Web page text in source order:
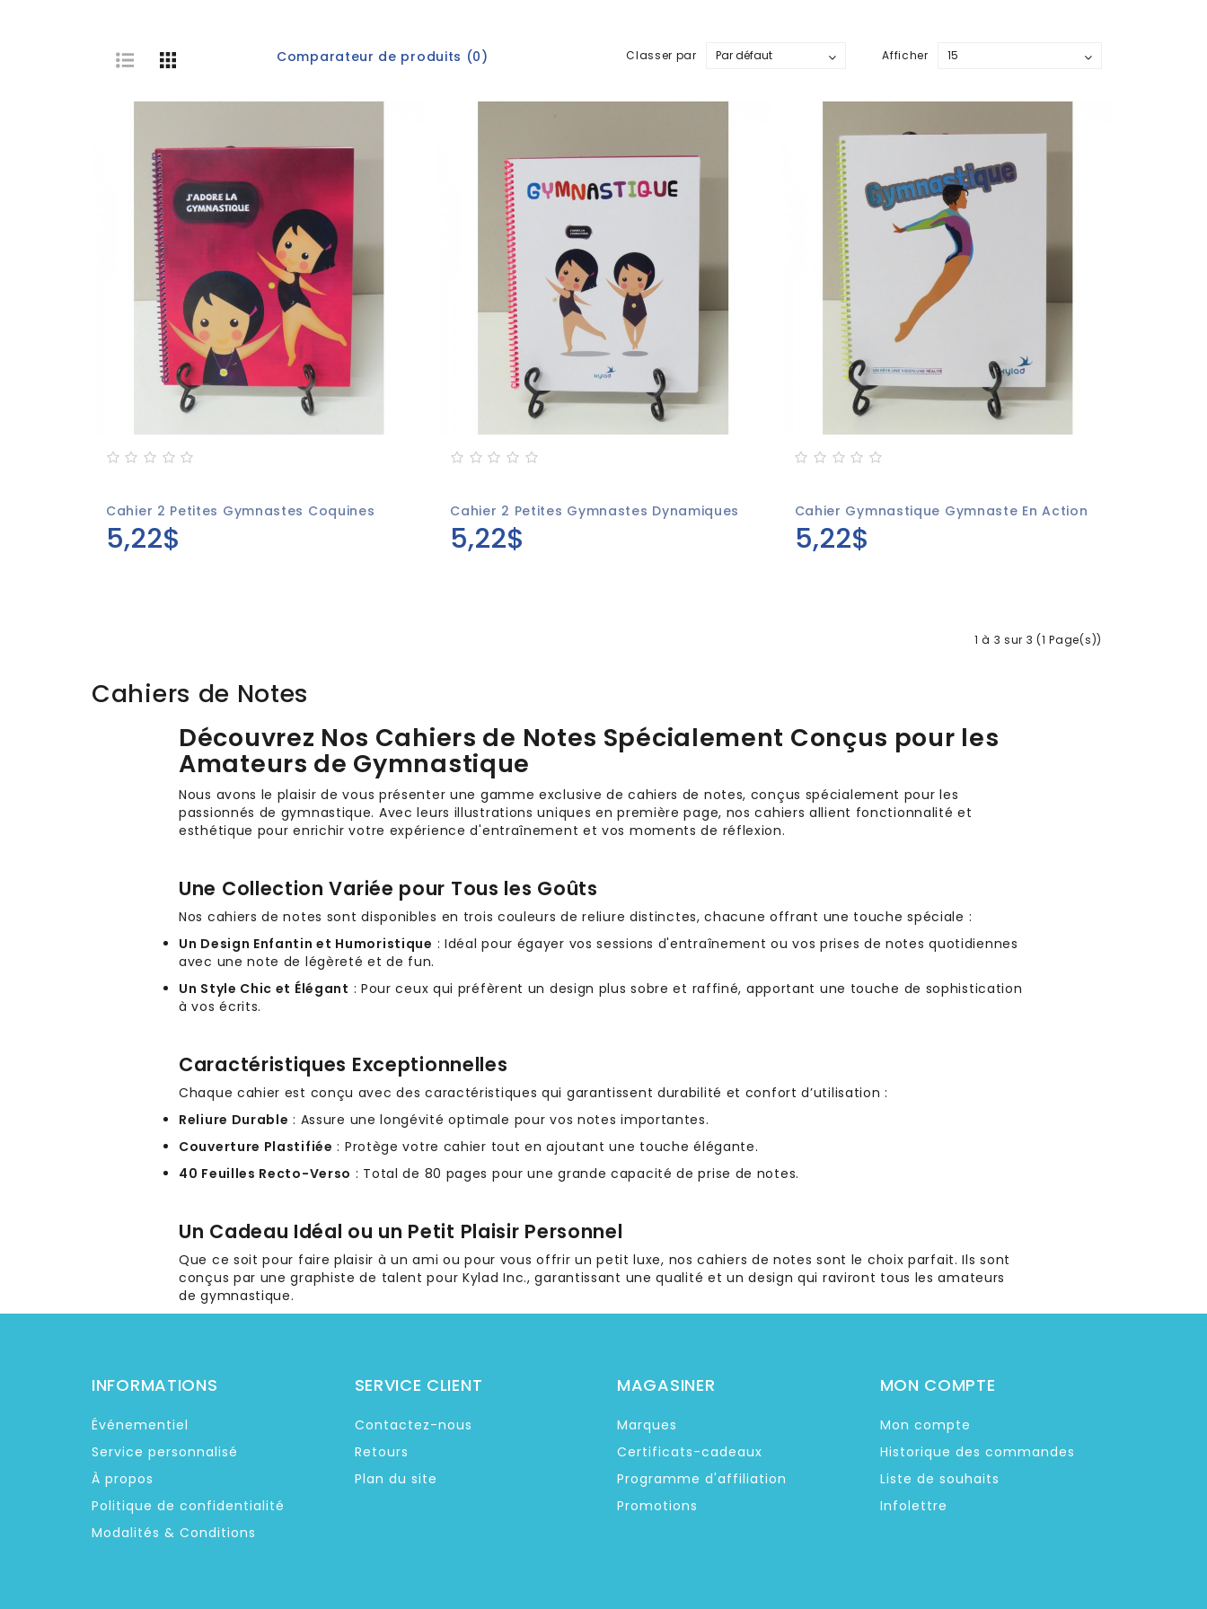
Comparateur de produits (0) Classer par Afficher
Cahier 2 Petites Gymnastes Coquines
5,22$
Cahier 2 Petites Gymnastes Dynamiques
5,22$
Cahier Gymnastique Gymnaste En Action
5,22$
1 à 3 sur 3 (1 Page(s))
Cahiers de Notes
Découvrez Nos Cahiers de Notes Spécialement Conçus pour les
Amateurs de Gymnastique
Nous avons le plaisir de vous présenter une gamme exclusive de cahiers de notes, conçus spécialement pour les
passionnés de gymnastique. Avec leurs illustrations uniques en première page, nos cahiers allient fonctionnalité et
esthétique pour enrichir votre expérience d'entraînement et vos moments de réflexion.
Une Collection Variée pour Tous les Goûts
Nos cahiers de notes sont disponibles en trois couleurs de reliure distinctes, chacune offrant une touche spéciale :
Un Design Enfantin et Humoristique : Idéal pour égayer vos sessions d'entraînement ou vos prises de notes quotidiennes
avec une note de légèreté et de fun.
Un Style Chic et Élégant : Pour ceux qui préfèrent un design plus sobre et raffiné, apportant une touche de sophistication
à vos écrits.
Caractéristiques Exceptionnelles
Chaque cahier est conçu avec des caractéristiques qui garantissent durabilité et confort d’utilisation :
Reliure Durable : Assure une longévité optimale pour vos notes importantes.
Couverture Plastifiée : Protège votre cahier tout en ajoutant une touche élégante.
40 Feuilles Recto-Verso : Total de 80 pages pour une grande capacité de prise de notes.
Un Cadeau Idéal ou un Petit Plaisir Personnel
Que ce soit pour faire plaisir à un ami ou pour vous offrir un petit luxe, nos cahiers de notes sont le choix parfait. Ils sont
conçus par une graphiste de talent pour Kylad Inc., garantissant une qualité et un design qui raviront tous les amateurs
de gymnastique.
INFORMATIONS
Événementiel
Service personnalisé
À propos
Politique de confidentialité
Modalités & Conditions
SERVICE CLIENT
Contactez-nous
Retours
Plan du site
MAGASINER
Marques
Certificats-cadeaux
Programme d'affiliation
Promotions
MON COMPTE
Mon compte
Historique des commandes
Liste de souhaits
Infolettre